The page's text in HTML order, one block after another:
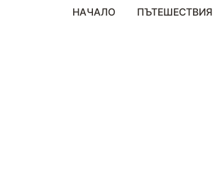
НАЧАЛО ПЪТЕШЕСТВИЯ